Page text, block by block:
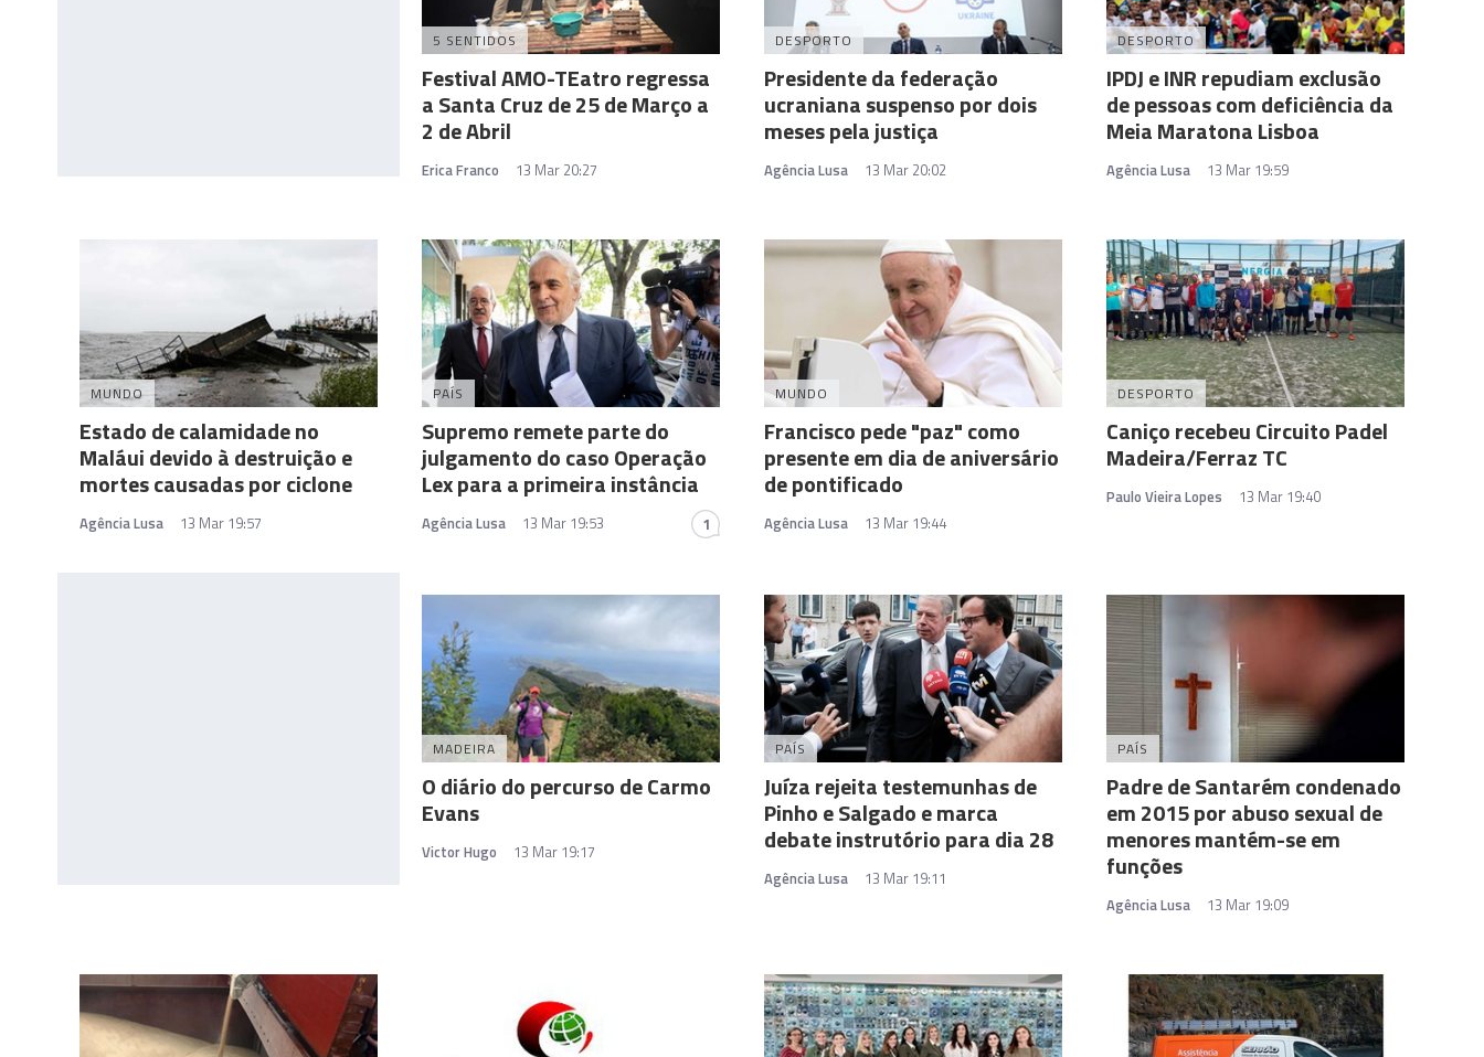
5 SENTIDOS
Festival AMO-TEatro regressa
a Santa Cruz de 25 de Março a
2 de Abril
Erica Franco 13 Mar 20:27
DESPORTO
Presidente da federação
ucraniana suspenso por dois
meses pela justiça
Agência Lusa 13 Mar 20:02
DESPORTO
IPDJ e INR repudiam exclusão
de pessoas com deficiência da
Meia Maratona Lisboa
Agência Lusa 13 Mar 19:59
MUNDO
Estado de calamidade no
Maláui devido à destruição e
mortes causadas por ciclone
Agência Lusa 13 Mar 19:57
PAÍS
Supremo remete parte do
julgamento do caso Operação
Lex para a primeira instância
Agência Lusa 13 Mar 19:53 1
MUNDO
Francisco pede "paz" como
presente em dia de aniversário
de pontificado
Agência Lusa 13 Mar 19:44
DESPORTO
Caniço recebeu Circuito Padel
Madeira/Ferraz TC
Paulo Vieira Lopes 13 Mar 19:40
MADEIRA
O diário do percurso de Carmo
Evans
Victor Hugo 13 Mar 19:17
PAÍS
Juíza rejeita testemunhas de
Pinho e Salgado e marca
debate instrutório para dia 28
Agência Lusa 13 Mar 19:11
PAÍS
Padre de Santarém condenado
em 2015 por abuso sexual de
menores mantém-se em
funções
Agência Lusa 13 Mar 19:09